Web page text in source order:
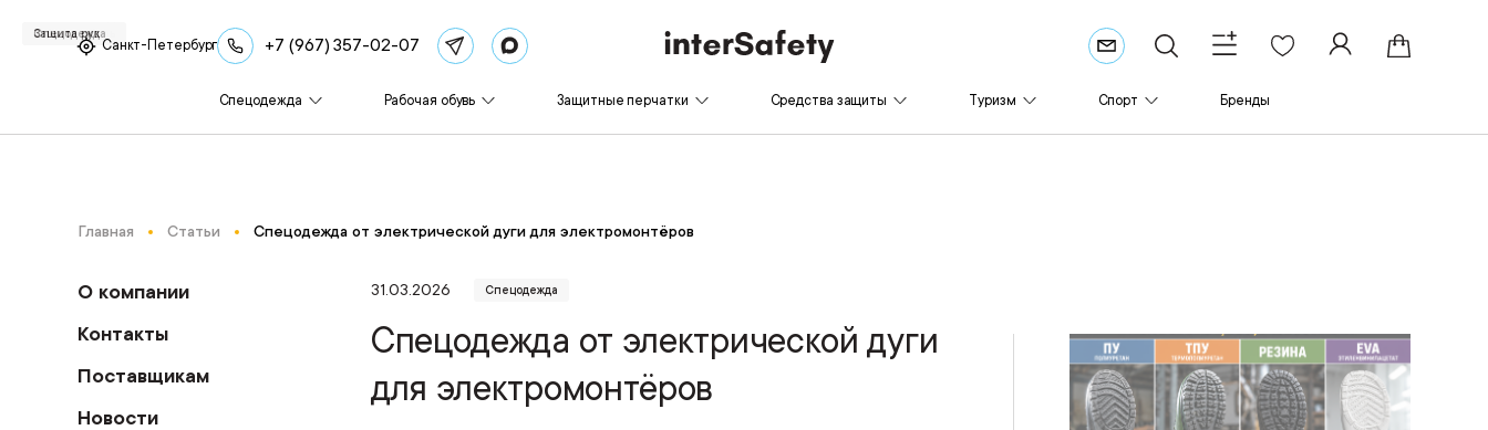
Санкт-Петербург +7 (967) 357-02-07
Спецодежда Рабочая обувь Защитные перчатки Средства защиты Туризм Спорт Бренды
Главная Статьи Спецодежда от электрической дуги для электромонтёров
О компании
Контакты
Поставщикам
Новости
31.03.2026 Спецодежда
Спецодежда от электрической дуги
для электромонтёров
Рабочая обувь
Спецодежда
Рабочая обувь
Рабочая обувь
Спецодежда
Спецодежда
Спецодежда
Спецодежда
Спецодежда
Защита рук